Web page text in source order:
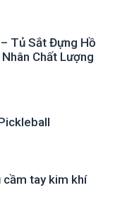
Tủ Sắt Đựng Hồ
Chất Lượng
cầm tay kim khí